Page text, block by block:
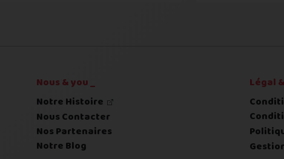
Nous & you _
Notre Histoire
Nous Contacter
Nos Partenaires
Notre Blog
Légal